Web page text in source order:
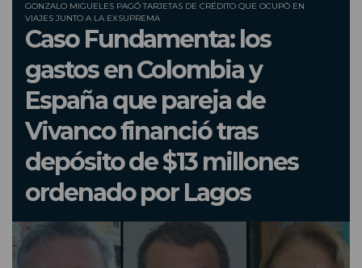
GONZALO MIGUELES PAGÓ TARJETAS DE CRÉDITO QUE OCUPÓ EN
VIAJES JUNTO A LA EXSUPREMA
Caso Fundamenta: los
gastos en Colombia y
España que pareja de
Vivanco financió tras
depósito de $13 millones
ordenado por Lagos